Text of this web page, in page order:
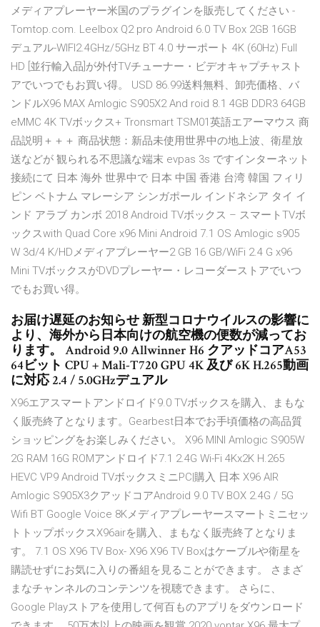
メディアプレーヤー米国のプラグインを販売してください -
Tomtop.com. Leelbox Q2 pro Android 6.0 TV Box 2GB 16GB
デュアル-WIFI2.4GHz/5GHz BT 4.0 サーポート 4K (60Hz) Full
HD [並行輸入品]が外付TVチューナー・ビデオキャプチャスト
アでいつでもお買い得。 USD 86.99送料無料、卸売価格、バ
ンドルX96 MAX Amlogic S905X2 And roid 8.1 4GB DDR3 64GB
eMMC 4K TVボックス+ Tronsmart TSM01英語エアーマウス 商
品説明＋＋＋ 商品状態：新品未使用世界中の地上波、衛星放
送などが 観られる不思議な端末 evpas 3s ですインターネット
接続にて 日本 海外 世界中で 日本 中国 香港 台湾 韓国 フィリ
ピン ベトナム マレーシア シンガポール インドネシア タイ イ
ンド アラブ カンボ 2018 Android TVボックス – スマートTVボ
ックスwith Quad Core x96 Mini Android 7.1 OS Amlogic s905
W 3d/4 K/HDメディアプレーヤー2 GB 16 GB/WiFi 2.4 G x96
Mini TVボックスがDVDプレーヤー・レコーダーストアでいつ
でもお買い得。
お届け遅延のお知らせ 新型コロナウイルスの影響に
より、海外から日本向けの航空機の便数が減ってお
ります。 Android 9.0 Allwinner H6 クアッドコアA53
64ビット CPU + Mali-T720 GPU 4K 及び 6K H.265動画
に対応 2.4 / 5.0GHzデュアル
X96エアスマートアンドロイド9.0 TVボックスを購入、まもな
く販売終了となります。Gearbest日本でお手頃価格の高品質
ショッピングをお楽しみください。 X96 MINI Amlogic S905W
2G RAM 16G ROMアンドロイド7.1 2.4G Wi-Fi 4Kx2K H.265
HEVC VP9 Android TVボックスミニPC|購入 日本 X96 AIR
Amlogic S905X3クアッドコアAndroid 9.0 TV BOX 2.4G / 5G
Wifi BT Google Voice 8Kメディアプレーヤースマートミニセッ
トトップボックスX96airを購入、まもなく販売終了となりま
す。 7.1 OS X96 TV Box- X96 X96 TV Boxはケーブルや衛星を
購読せずにお気に入りの番組を見ることができます。 さまざ
まなチャンネルのコンテンツを視聴できます。 さらに、
Google Playストアを使用して何百ものアプリをダウンロード